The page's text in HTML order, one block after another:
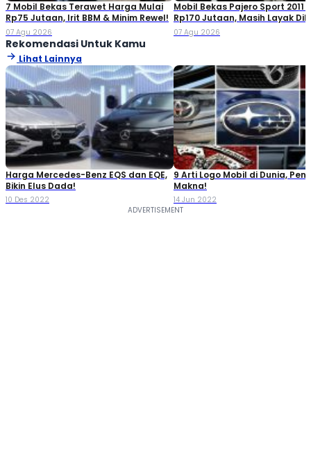
7 Mobil Bekas Terawet Harga Mulai
Rp75 Jutaan, Irit BBM & Minim Rewel!
07 Agu 2026
Mobil Bekas Pajero Sport 2011
Rp170 Jutaan, Masih Layak
07 Agu 2026
Rekomendasi Untuk Kamu
Lihat Lainnya
Harga Mercedes-Benz EQS dan EQE,
Bikin Elus Dada!
10 Des 2022
9 Arti Logo Mobil di Dunia,
Makna!
14 Jun 2022